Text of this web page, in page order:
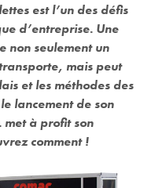
est l’un des défis
d’entreprise. Une
non seulement un
mais peut
et les méthodes des
lancement de son
met à profit son
comment !